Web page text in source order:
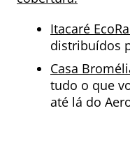
Itacaré
distribuídos
Casa
tudo o que
até lá do